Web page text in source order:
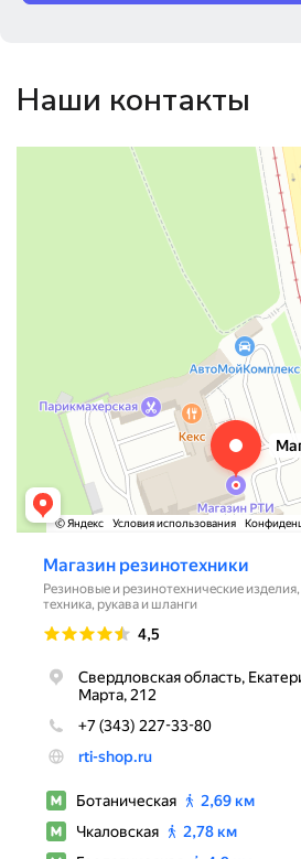
Наши контакты
Магазин резинотехники
Резиновые и резинотехнические изделия в
Садовый инвентарь и техника в